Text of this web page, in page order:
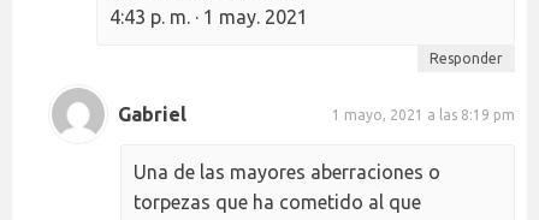
4:43 p. m. · 1 may. 2021
Responder
Gabriel 1 mayo, 2021 a las 8:19 pm
Una de las mayores aberraciones o
torpezas que ha cometido al que